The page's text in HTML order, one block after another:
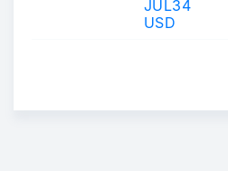
JUL34
USD